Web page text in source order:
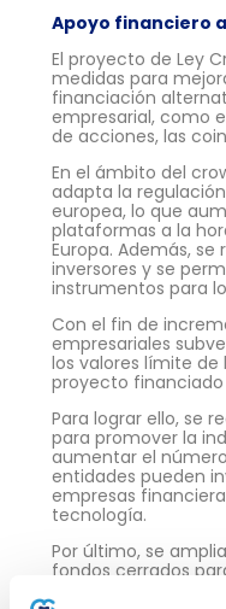
Apoyo financiero
El proyecto de Ley
medidas para
financiación
empresarial, como
de acciones, las
En el ámbito del
adapta la
europea, lo que
plataformas a la
Europa. Además,
inversores y se
instrumentos para
Con el fin de
empresariales
los valores límite
proyecto financiado
Para lograr ello, se
para promover la
aumentar el
entidades pueden
empresas
tecnología.
Por último, se
fondos cerrados
amplia experiencia